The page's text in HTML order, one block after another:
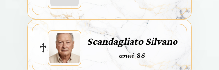
Scandagliato Silvano
anni 85